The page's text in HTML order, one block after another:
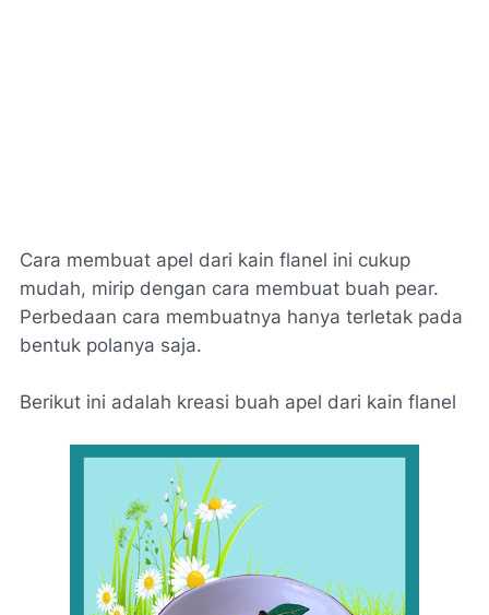
Cara membuat apel dari kain flanel ini cukup
mudah, mirip dengan cara membuat buah pear.
Perbedaan cara membuatnya hanya terletak pada
bentuk polanya saja.
Berikut ini adalah kreasi buah apel dari kain flanel